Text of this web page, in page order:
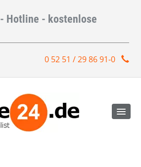
- Hotline - kostenlose
0 52 51 / 29 86 91-0